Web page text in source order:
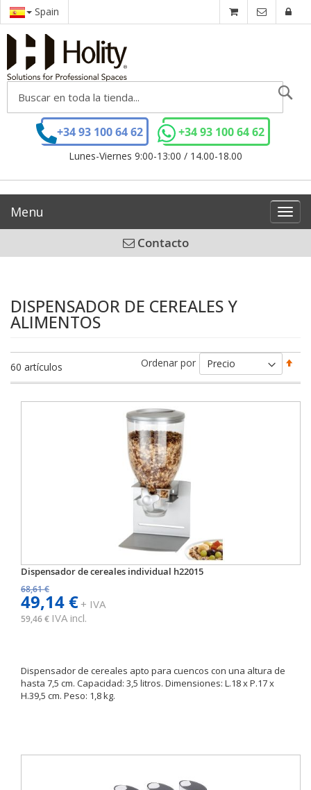
Spain
+34 93 100 64 62 +34 93 100 64 62
Lunes-Viernes 9:00-13:00 / 14.00-18.00
Menu
Contacto
DISPENSADOR DE CEREALES Y
ALIMENTOS
60 artículos Ordenar por
Dispensador de cereales individual h22015
68,61 €
49,14 €+ IVA
59,46 € IVA incl.
Dispensador de cereales apto para cuencos con una altura de
hasta 7,5 cm. Capacidad: 3,5 litros. Dimensiones: L.18 x P.17 x
H.39,5 cm. Peso: 1,8 kg.